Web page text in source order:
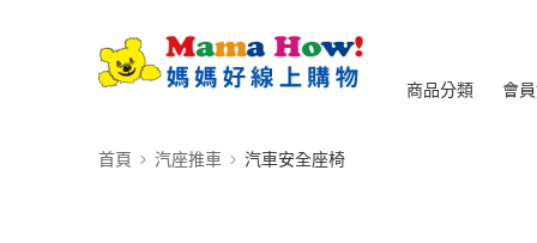
商品分類 會
首頁 汽座推車 汽車安全座椅